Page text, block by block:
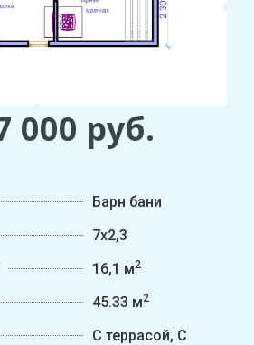
000 руб.
Барн бани
7х2,3
16,1 м2
45.33 м2
С террасой, С